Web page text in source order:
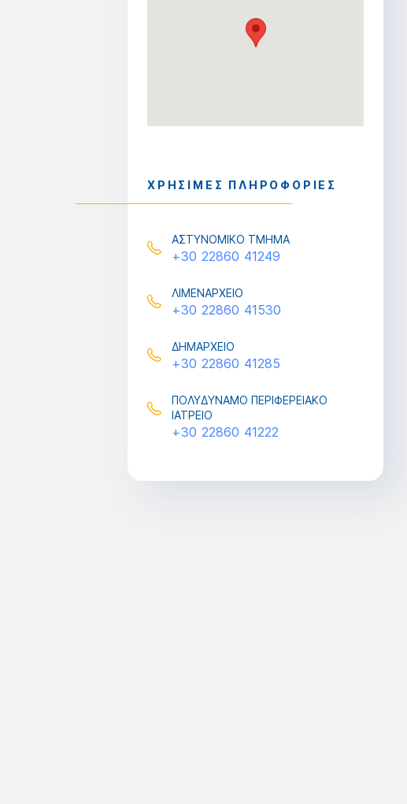
ΧΡΗΣΙΜΕΣ ΠΛΗΡΟΦΟΡΙΕΣ
ΑΣΤΥΝΟΜΙΚΟ ΤΜΗΜΑ
+30 22860 41249
ΛΙΜΕΝΑΡΧΕΙΟ
+30 22860 41530
ΔΗΜΑΡΧΕΙΟ
+30 22860 41285
ΠΟΛΥΔΥΝΑΜΟ ΠΕΡΙΦΕΡΕΙΑΚΟ
ΙΑΤΡΕΙΟ
+30 22860 41222